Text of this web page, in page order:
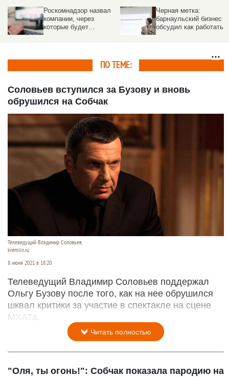
Роскомнадзор назвал
компании, через
которые будет
Черная метка:
барнаульский бизнес
обсудил как работать с
ПО ТЕМЕ:
Соловьев вступился за Бузову и вновь
обрушился на Собчак
Телеведущий Владимир Соловьев.
kremlin.ru
8 июня 2021 в 18:20
Телеведущий Владимир Соловьев поддержал
Ольгу Бузову после того, как на нее обрушился
шквал критики за участие в спектакле на сцене
МХАТа.
Читать полностью
"Оля, ты огонь!": Собчак показала пародию на